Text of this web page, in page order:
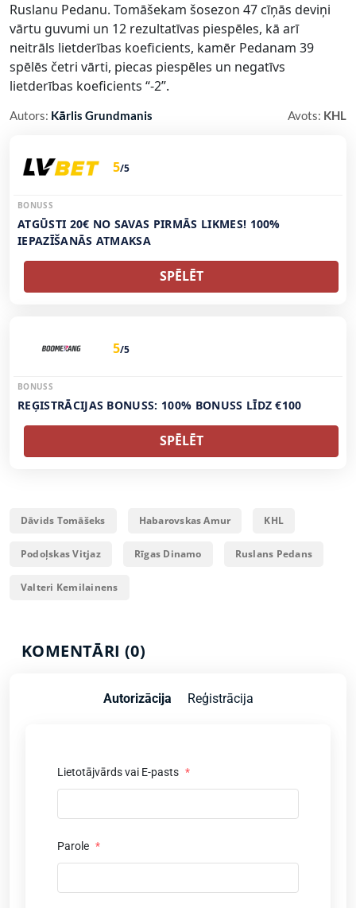
Ruslanu Pedanu. Tomāšekam šosezon 47 cīņās deviņi
vārtu guvumi un 12 rezultatīvas piespēles, kā arī
neitrāls lietderības koeficients, kamēr Pedanam 39
spēlēs četri vārti, piecas piespēles un negatīvs
lietderības koeficients “-2”.
Autors: Kārlis Grundmanis Avots: KHL
5/5
BONUSS
ATGŪSTI 20€ NO SAVAS PIRMĀS LIKMES! 100%
IEPAZĪŠANĀS ATMAKSA
SPĒLĒT
5/5
BONUSS
REĢISTRĀCIJAS BONUSS: 100% BONUSS LĪDZ €100
SPĒLĒT
Dāvids Tomāšeks Habarovskas Amur KHL
Podoļskas Vitjaz Rīgas Dinamo Ruslans Pedans
Valteri Kemilainens
KOMENTĀRI (0)
Autorizācija Reģistrācija
Lietotājvārds vai E-pasts *
Parole *